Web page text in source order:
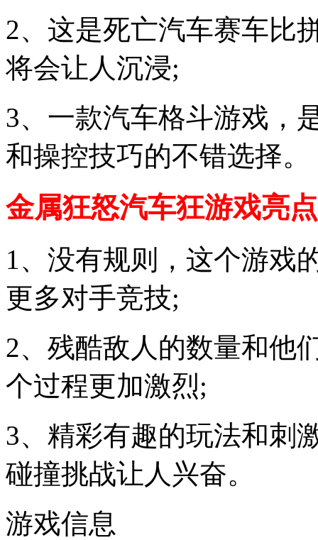
2、这是死亡汽车赛车比
将会让人沉浸;
3、一款汽车格斗游戏，
和操控技巧的不错选择。
金属狂怒汽车狂游戏亮点
1、没有规则，这个游戏
更多对手竞技;
2、残酷敌人的数量和他
个过程更加激烈;
3、精彩有趣的玩法和刺
碰撞挑战让人兴奋。
游戏信息